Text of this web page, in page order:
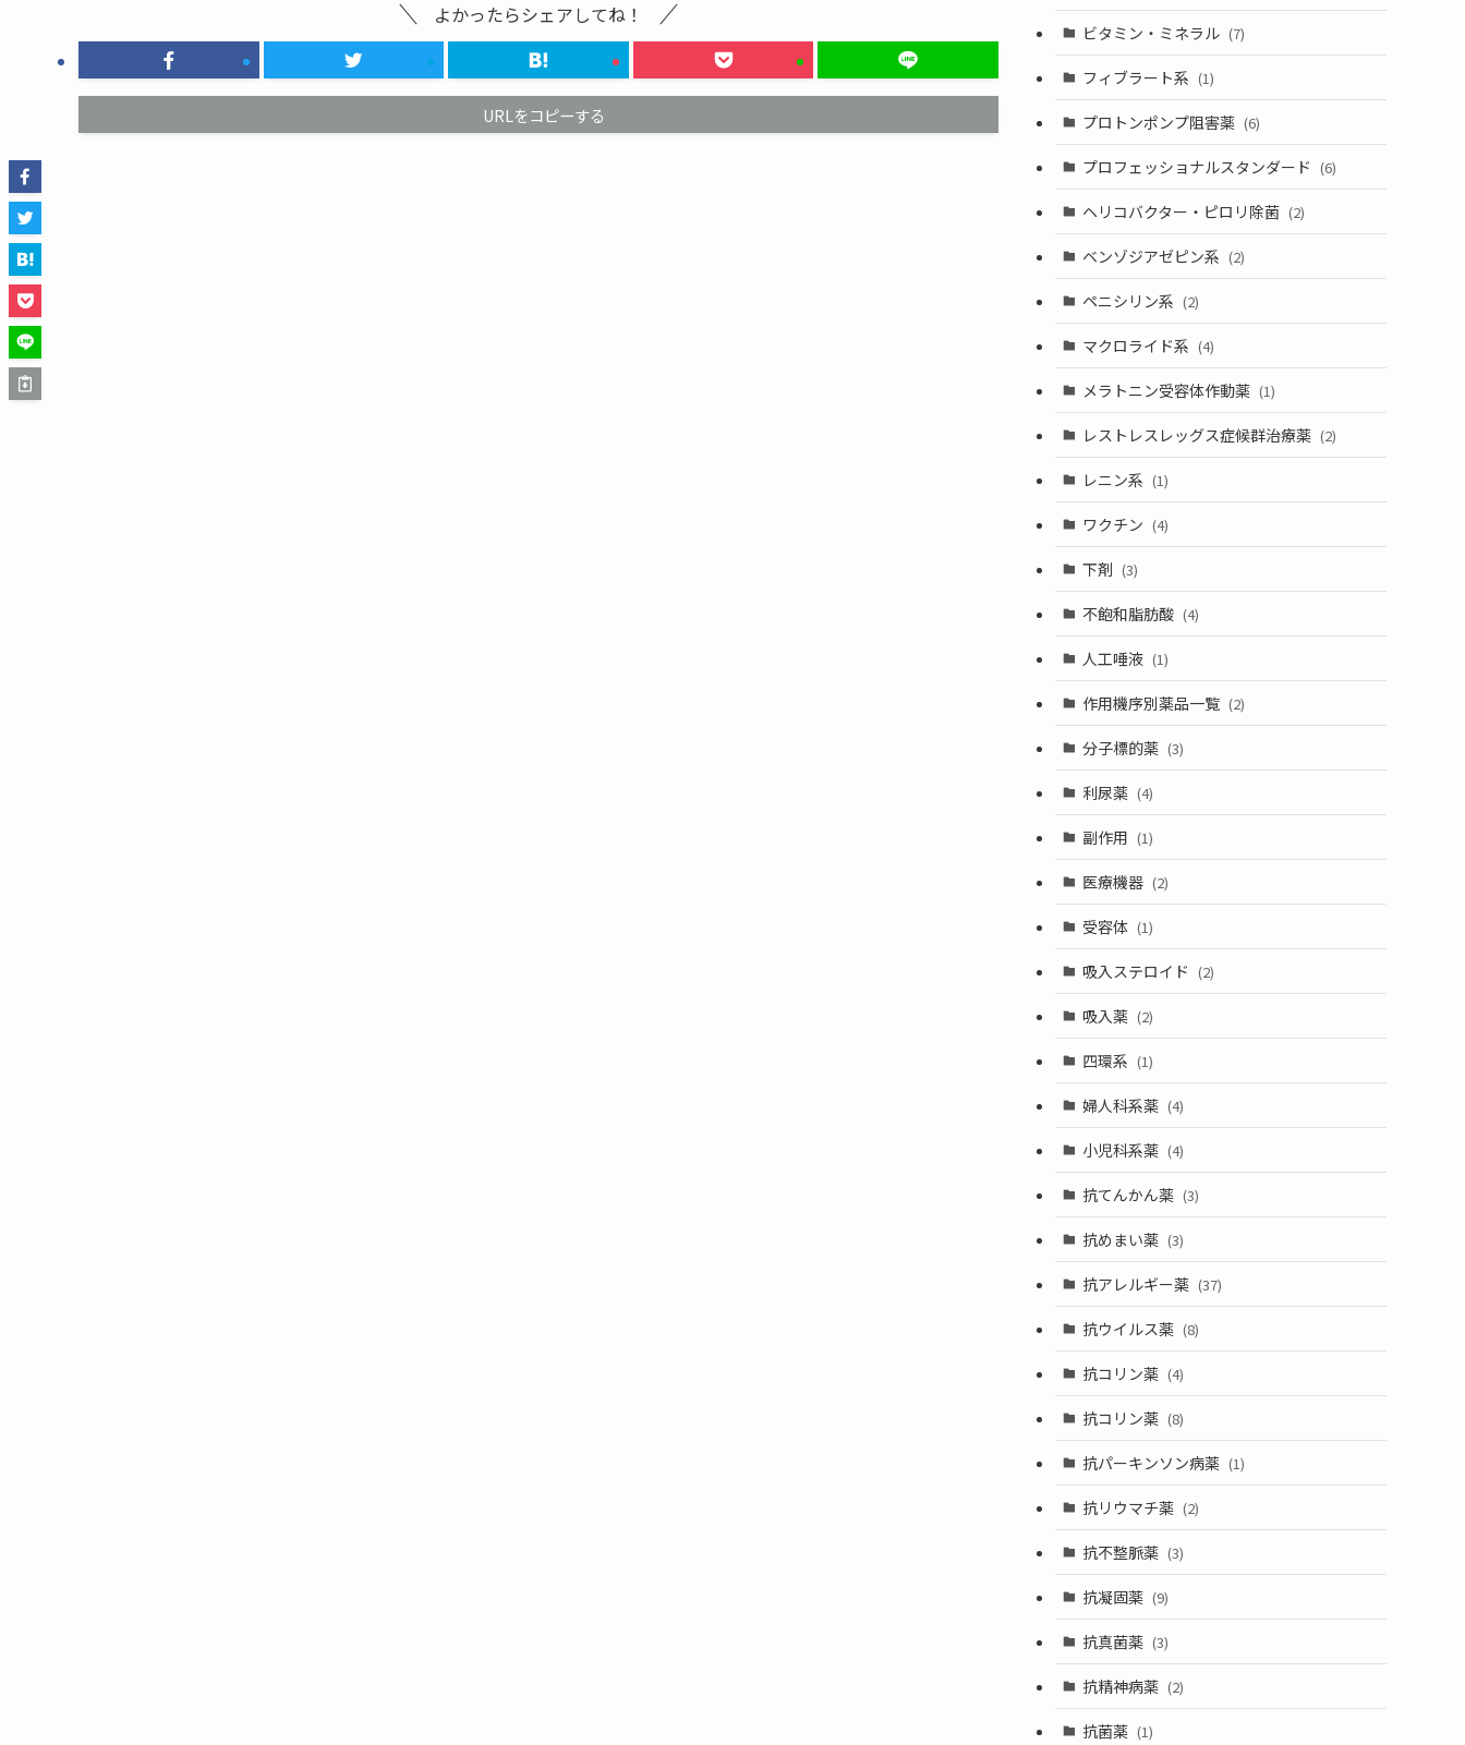
よかったらシェアしてね！
URLをコピーする
ビタミン・ミネラル (7)
フィブラート系 (1)
プロトンポンプ阻害薬 (6)
プロフェッショナルスタンダード (6)
ヘリコバクター・ピロリ除菌 (2)
ベンゾジアゼピン系 (2)
ペニシリン系 (2)
マクロライド系 (4)
メラトニン受容体作動薬 (1)
レストレスレッグス症候群治療薬 (2)
レニン系 (1)
ワクチン (4)
下剤 (3)
不飽和脂肪酸 (4)
人工唾液 (1)
作用機序別薬品一覧 (2)
分子標的薬 (3)
利尿薬 (4)
副作用 (1)
医療機器 (2)
受容体 (1)
吸入ステロイド (2)
吸入薬 (2)
四環系 (1)
婦人科系薬 (4)
小児科系薬 (4)
抗てんかん薬 (3)
抗めまい薬 (3)
抗アレルギー薬 (37)
抗ウイルス薬 (8)
抗コリン薬 (4)
抗コリン薬 (8)
抗パーキンソン病薬 (1)
抗リウマチ薬 (2)
抗不整脈薬 (3)
抗凝固薬 (9)
抗真菌薬 (3)
抗精神病薬 (2)
抗菌薬 (1)